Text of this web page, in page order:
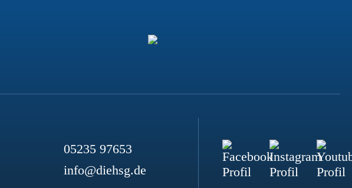
05235 97653
info@diehsg.de